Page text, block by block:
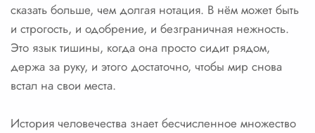
сказать больше, чем долгая нотация. В нём может быть
и строгость, и одобрение, и безграничная нежность.
Это язык тишины, когда она просто сидит рядом,
держа за руку, и этого достаточно, чтобы мир снова
встал на свои места.
История человечества знает бесчисленное множество